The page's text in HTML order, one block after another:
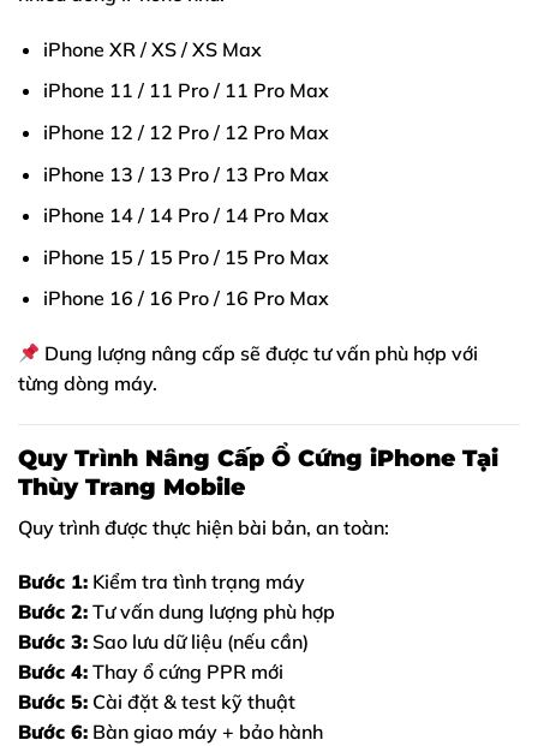
iPhone XR / XS / XS Max
iPhone 11 / 11 Pro / 11 Pro Max
iPhone 12 / 12 Pro / 12 Pro Max
iPhone 13 / 13 Pro / 13 Pro Max
iPhone 14 / 14 Pro / 14 Pro Max
iPhone 15 / 15 Pro / 15 Pro Max
iPhone 16 / 16 Pro / 16 Pro Max
Dung lượng nâng cấp sẽ được tư vấn phù hợp với
từng dòng máy.
Quy Trình Nâng Cấp Ổ Cứng iPhone Tại
Thùy Trang Mobile
Quy trình được thực hiện bài bản, an toàn:
Bước 1: Kiểm tra tình trạng máy
Bước 2: Tư vấn dung lượng phù hợp
Bước 3: Sao lưu dữ liệu (nếu cần)
Bước 4: Thay ổ cứng PPR mới
Bước 5: Cài đặt & test kỹ thuật
Bước 6: Bàn giao máy + bảo hành